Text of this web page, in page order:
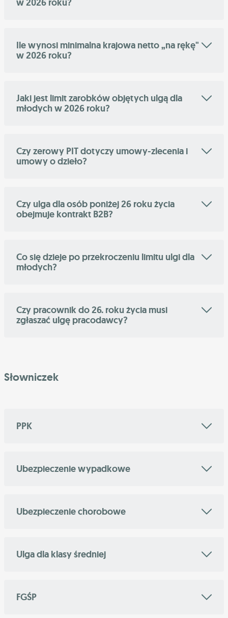
w 2026 roku?
Ile wynosi minimalna krajowa netto „na rękę"
w 2026 roku?
Jaki jest limit zarobków objętych ulgą dla
młodych w 2026 roku?
Czy zerowy PIT dotyczy umowy-zlecenia i
umowy o dzieło?
Czy ulga dla osób poniżej 26 roku życia
obejmuje kontrakt B2B?
Co się dzieje po przekroczeniu limitu ulgi dla
młodych?
Czy pracownik do 26. roku życia musi
zgłaszać ulgę pracodawcy?
Słowniczek
PPK
Ubezpieczenie wypadkowe
Ubezpieczenie chorobowe
Ulga dla klasy średniej
FGŚP